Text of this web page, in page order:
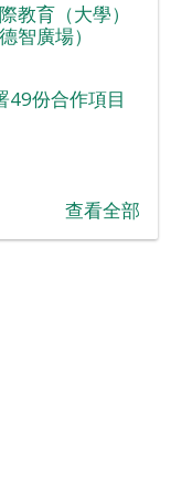
教育（大學）
廣場）
49份合作項目
查看全部